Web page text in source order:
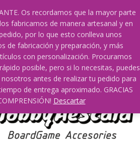
Os recordamos que la mayor parte
fabricamos de manera artesanal y en
por lo que esto conlleva unos
de fabricación y preparación, y más
con personalización. Procuramos
posible, pero si lo necesitas, puedes
antes de realizar tu pedido para
de entrega aproximado. GRACIAS
Descartar
a 14:00
info@hobbyaescala.com
de Henares
10:00 - 14:00
Mi cuenta
0 0